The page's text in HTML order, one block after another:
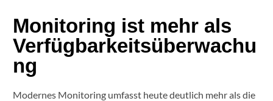
Monitoring ist mehr als
Verfügbarkeitsüberwachu
ng
Modernes Monitoring umfasst heute deutlich mehr als die